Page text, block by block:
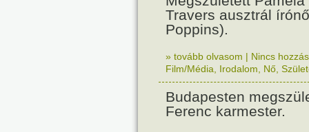
Travers ausztrál
Poppins).
» tovább olvasom | Nincs
Film/Média
Irodalom Nő
Budapesten
Ferenc karmester.